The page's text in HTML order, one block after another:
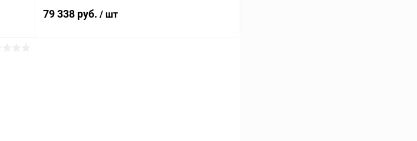
79 338 руб. / шт